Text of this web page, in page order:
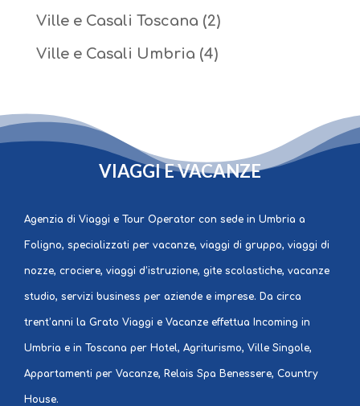
Ville e Casali Toscana (2)
Ville e Casali Umbria (4)
GRATO
VIAGGI E VACANZE
Agenzia di Viaggi e Tour Operator con sede in Umbria a
Foligno, specializzati per vacanze, viaggi di gruppo, viaggi di
nozze, crociere, viaggi d’istruzione, gite scolastiche, vacanze
studio, servizi business per aziende e imprese. Da circa
trent’anni la Grato Viaggi e Vacanze effettua Incoming in
Umbria e in Toscana per Hotel, Agriturismo, Ville Singole,
Appartamenti per Vacanze, Relais Spa Benessere, Country
House.